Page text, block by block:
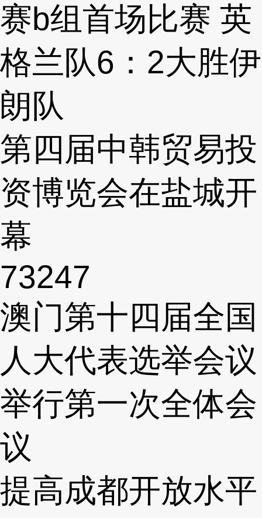
赛b组首场比赛 英
格兰队6：2大胜伊
朗队
第四届中韩贸易投
资博览会在盐城开
幕
73247
澳门第十四届全国
人大代表选举会议
举行第一次全体会
议
提高成都开放水平